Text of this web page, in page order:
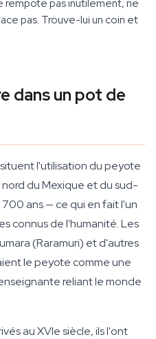
rempote pas inutilement, ne
pas. Trouve-lui un coin et
dans un pot de
l'utilisation du peyote
du Mexique et du sud-
ans — ce qui en fait l'un
connus de l'humanité. Les
(Raramuri) et d'autres
le peyote comme une
reliant le monde
au XVIe siècle, ils l'ont